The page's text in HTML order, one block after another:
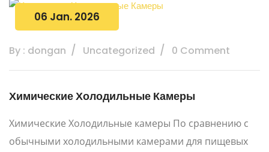
06 Jan. 2026
By : dongan Uncategorized 0 Comment
Химические Холодильные Камеры
Химические Холодильные камеры По сравнению с
обычными холодильными камерами для пищевых